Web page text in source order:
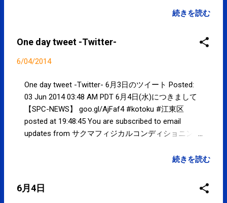
To stop receiving these emails, you may unsubscribe
20 West Kinzie, Chicago IL USA 60610
続きを読む
One day tweet -Twitter-
6/04/2014
One day tweet -Twitter- 6月3日のツイート Posted:
03 Jun 2014 03:48 AM PDT 6月4日(水)につきまして
【SPC-NEWS】 goo.gl/AjFaf4 #kotoku #江東区
posted at 19:48:45 You are subscribed to email
updates from サクマフィジカルコンディショニング
you may unsubscribe now . Email delivery powered by
60610
続きを読む
6月4日